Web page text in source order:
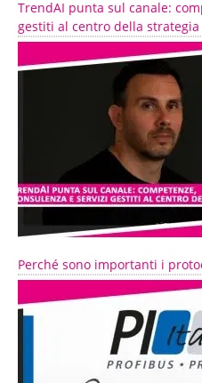
TrendAI punta sul canale:
gestiti al centro della strategia
Perché sono importanti i